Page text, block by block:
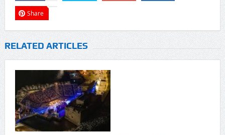
Share
RELATED ARTICLES